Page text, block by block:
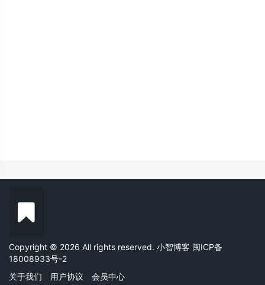
Copyright © 2026 All rights reserved. 小智博客 闽ICP备
18008933号-2
关于我们
用户协议 会员中心